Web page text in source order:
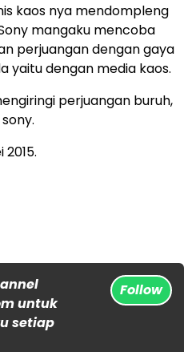
kaos nya mendompleng
mangaku mencoba
perjuangan dengan gaya
yaitu dengan media kaos.
perjuangan buruh,
untuk
setiap
Follow